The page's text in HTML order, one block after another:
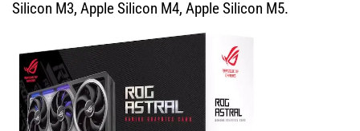
Silicon M3, Apple Silicon M4, Apple Silicon M5.